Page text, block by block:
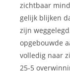
zichtbaar
gelijk blijken
zijn
opgebouwde
volledig naar
25-5